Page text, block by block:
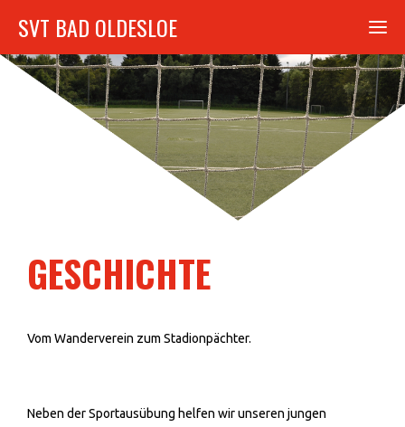
GESCHICHTE
Vom Wanderverein zum Stadionpächter.
Neben der Sportausübung helfen wir unseren jungen
SVT BAD OLDESLOE